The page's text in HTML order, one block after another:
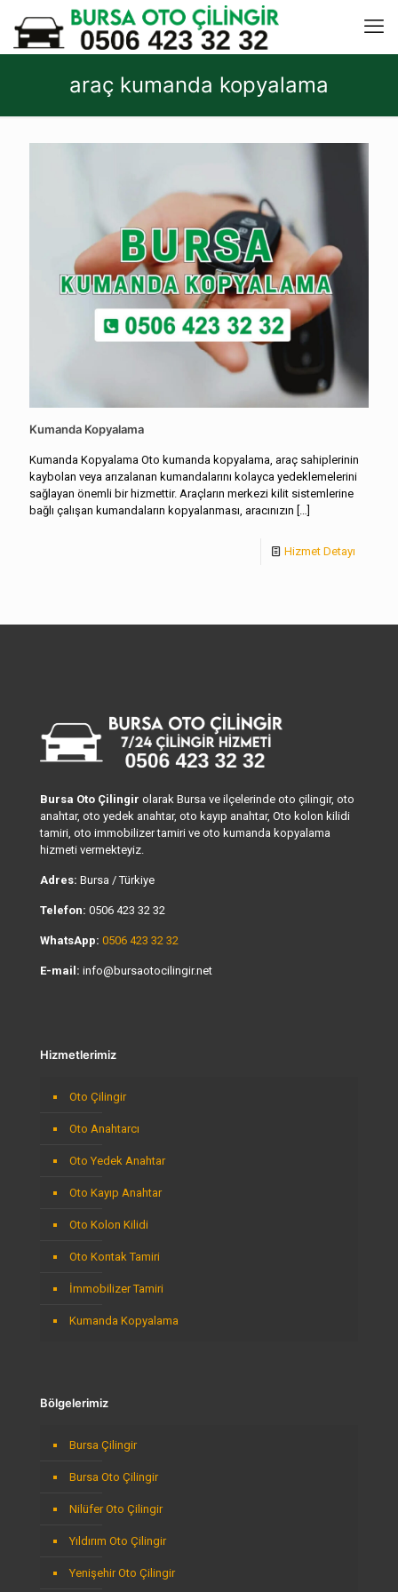
araç kumanda kopyalama
Kumanda Kopyalama
Kumanda Kopyalama Oto kumanda kopyalama, araç sahiplerinin
kaybolan veya arızalanan kumandalarını kolayca yedeklemelerini
sağlayan önemli bir hizmettir. Araçların merkezi kilit sistemlerine
bağlı çalışan kumandaların kopyalanması, aracınızın […]
Hizmet Detayı
Bursa Oto Çilingir olarak Bursa ve ilçelerinde oto çilingir, oto
anahtar, oto yedek anahtar, oto kayıp anahtar, Oto kolon kilidi
tamiri, oto immobilizer tamiri ve oto kumanda kopyalama
hizmeti vermekteyiz.
Adres: Bursa / Türkiye
Telefon: 0506 423 32 32
WhatsApp: 0506 423 32 32
E-mail: info@bursaotocilingir.net
Hizmetlerimiz
Oto Çilingir
Oto Anahtarcı
Oto Yedek Anahtar
Oto Kayıp Anahtar
Oto Kolon Kilidi
Oto Kontak Tamiri
İmmobilizer Tamiri
Kumanda Kopyalama
Bölgelerimiz
Bursa Çilingir
Bursa Oto Çilingir
Nilüfer Oto Çilingir
Yıldırım Oto Çilingir
Yenişehir Oto Çilingir